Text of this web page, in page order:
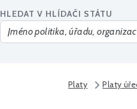
HLEDAT V HLÍDAČI STÁTU
Platy Platy